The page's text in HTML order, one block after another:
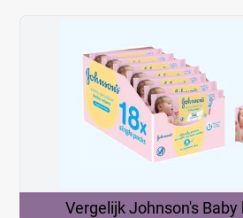
Vergelijk Johnson's Baby